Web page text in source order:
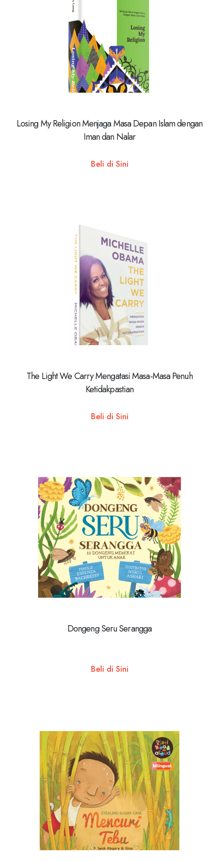
Losing My Religion Menjaga Masa Depan Islam dengan
Iman dan Nalar
Beli di Sini
The Light We Carry Mengatasi Masa-Masa Penuh
Ketidakpastian
Beli di Sini
Dongeng Seru Serangga
Beli di Sini